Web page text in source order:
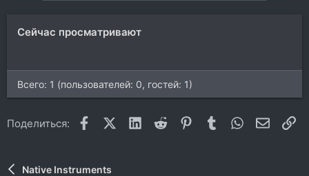
Сейчас просматривают
Всего: 1 (пользователей: 0, гостей: 1)
Поделиться: FacebookX (Twitter)
LinkedIn
Reddit Pinterest
Tumblr WhatsApp
Native Instruments